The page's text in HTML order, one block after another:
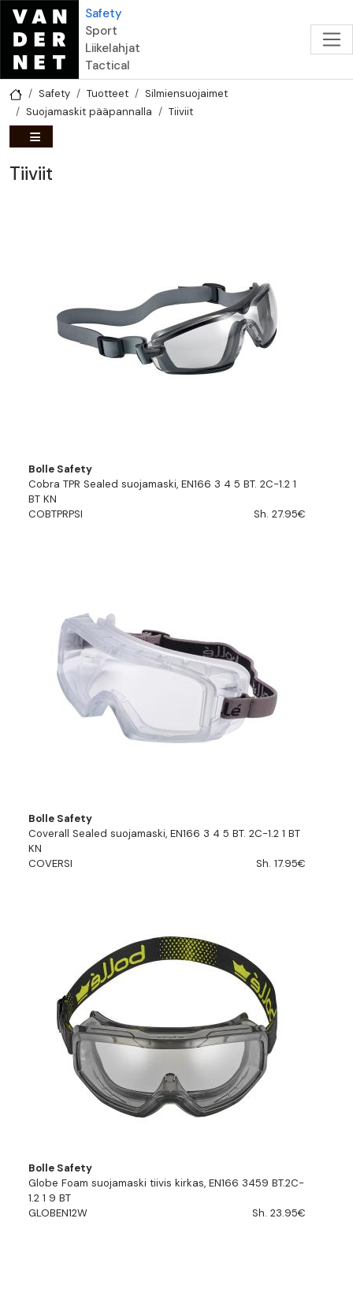
Hyppää pääsisältöön
Safety
Sport
Liikelahjat
Tactical
Safety Tuotteet
Silmiensuojaimet
Suojamaskit pääpannalla
Tiiviit
Tiiviit
Bolle Safety
Cobra TPR Sealed suojamaski, EN166 3 4 5 BT. 2C-1.2 1
BT KN
COBTPRPSI
Sh. 27.95€
Bolle Safety
Coverall Sealed suojamaski, EN166 3 4 5 BT. 2C-1.2 1 BT
KN
COVERSI
Sh. 17.95€
Bolle Safety
Globe Foam suojamaski tiivis kirkas, EN166 3459 BT.2C-
1.2 1 9 BT
GLOBEN12W
Sh. 23.95€